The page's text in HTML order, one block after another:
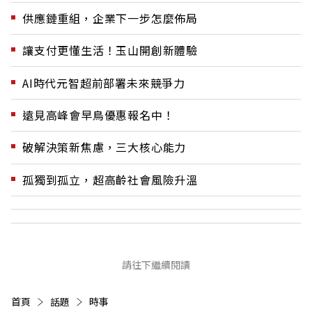
供應鏈重組，企業下一步怎麼佈局
讓支付更懂生活！玉山開創新體驗
AI時代元智超前部署未來競爭力
遠見高峰會早鳥優惠報名中！
破解決策新焦慮，三大核心能力
孤獨到孤立，超高齡社會風險升溫
請往下繼續閱讀
首頁 話題 時事